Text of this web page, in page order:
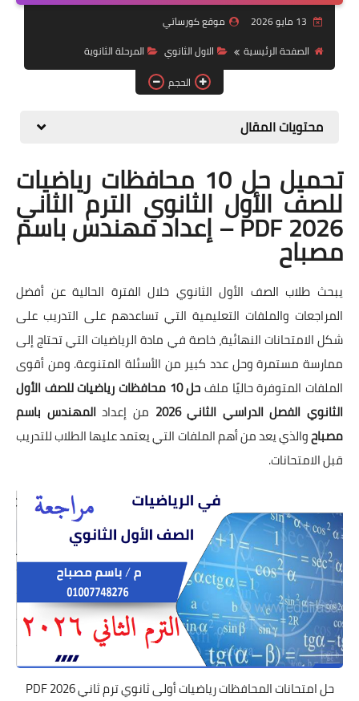
موضوعات
تربويات
تكنولوجيا
روايات
صحة
موقع كورساتي
الصفحة الرئيسية
الاول الثانوي
المرحلة الثانوية
الحجم
محتويات المقال
تحميل حل 10 محافظات رياضيات
للصف الأول الثانوي الترم الثاني
2026 PDF – إعداد مهندس باسم
مصباح
يبحث طلاب الصف الأول الثانوي خلال الفترة الحالية عن أفضل
المراجعات والملفات التعليمية التي تساعدهم على التدريب على
شكل الامتحانات النهائية، خاصة في مادة الرياضيات التي تحتاج إلى
ممارسة مستمرة وحل عدد كبير من الأسئلة المتنوعة. ومن أقوى
الملفات المتوفرة حاليًا ملف
حل 10 محافظات رياضيات للصف الأول
الثانوي الفصل الدراسي الثاني 2026
من إعدادالمهندس باسم
مصباحوالذي يعد من أهم الملفات التي يعتمد عليها الطلاب للتدريب
قبل الامتحانات.
حل امتحانات المحافظات رياضيات أولى ثانوي ترم ثاني 2026 PDF